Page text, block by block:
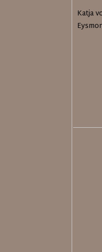
Katja